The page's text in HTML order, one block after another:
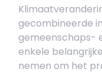
gecombineerde
gemeenschaps-
enkele
nemen om het